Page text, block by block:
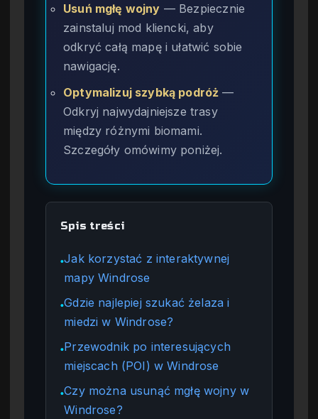
Usuń mgłę wojny — Bezpiecznie
zainstaluj mod kliencki, aby
odkryć całą mapę i ułatwić sobie
nawigację.
Optymalizuj szybką podróż —
Odkryj najwydajniejsze trasy
między różnymi biomami.
Szczegóły omówimy poniżej.
Spis treści
●Jak korzystać z interaktywnej
mapy Windrose
●Gdzie najlepiej szukać żelaza i
miedzi w Windrose?
●Przewodnik po interesujących
miejscach (POI) w Windrose
●Czy można usunąć mgłę wojny w
Windrose?